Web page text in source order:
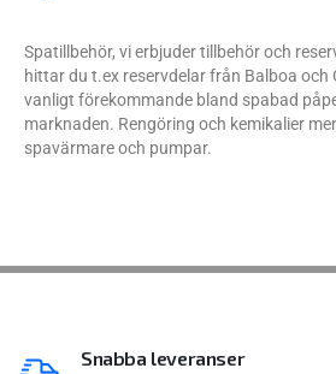
Spatillbehör, vi erbjuder tillbehör och
hittar du t.ex reservdelar från Balboa och
vanligt förekommande bland spabad
marknaden. Rengöring och kemikalier
spavärmare och pumpar.
Snabba leveranser